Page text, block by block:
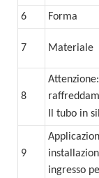
6 Forma
7 Materiale
8
Il tubo in
9
ingresso